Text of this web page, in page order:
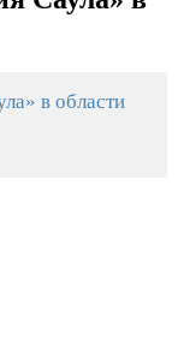
в области